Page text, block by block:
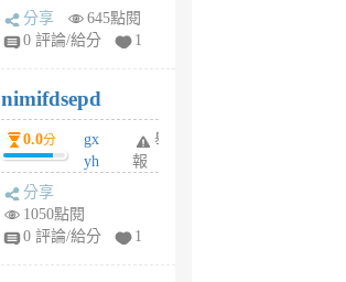
U
F
U
5
個
月
分享
645點閱
0 評論/給分
1
nimifdsepd
0.0分
gx
yh
jl
舉
報
分享
1050點閱
0 評論/給分
1